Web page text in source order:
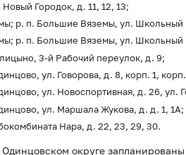
Городок, д. 11, 12, 13;
р. п. Большие Вяземы, ул. Школьный
р. п. Большие Вяземы, ул. Школьный
3-й Рабочий переулок, д. 9;
ул. Говорова, д. 8, корп. 1,
ул. Новоспортивная, д. 26, ул.
ул. Маршала Жукова, д. д. 1, 1А;
Нара, д. 22, 23, 29, 30.
Одинцовском округе